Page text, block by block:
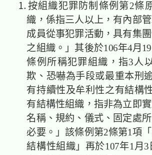
⒈按組織犯罪防制條例第2條
織，係指三人以上，有內部
成員從事犯罪活動，具有集
之組織。」其後於106年4月
條例所稱犯罪組織，指3人
欺、恐嚇為手段或最重本刑
有持續性及牟利性之有結構
有結構性組織，指非為立即
名稱、規約、儀式、固定處
必要。」該條例第2條第1項
結構性組織」再於107年1月